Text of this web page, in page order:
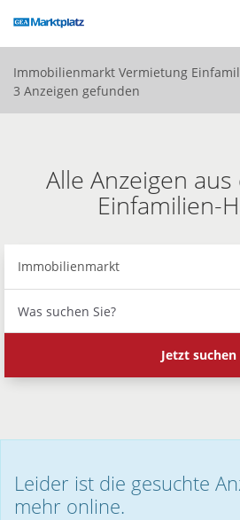
Modus
aktivieren
zur
Navigation
Immobilienmarkt Vermietung
3 Anzeigen gefunden
Alle Anzeigen
Einfamilien-
Immobilienmarkt
suchen
Sie?
Jetzt suchen
Leider ist die gesuchte
mehr online.